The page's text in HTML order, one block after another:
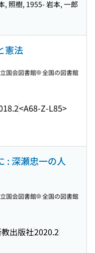
, 照樹, 1955- 岩本, 一郎
憲法
<A68-Z-L85>
国会図書館 全国の図書館
: 深瀬忠一の人
出版社2020.2
国会図書館 全国の図書館